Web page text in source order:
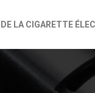
LA CIGARETTE